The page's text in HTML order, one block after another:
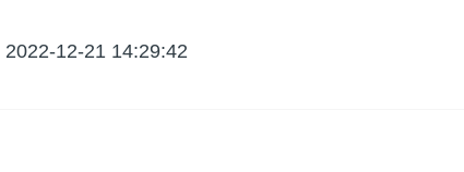
2022-12-21 14:29:42